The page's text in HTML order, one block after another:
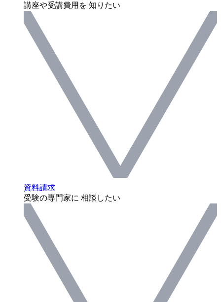
講座や受講費用を 知りたい
資料請求
受験の専門家に 相談したい